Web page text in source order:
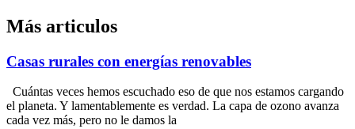
Más articulos
Casas rurales con energías renovables
Cuántas veces hemos escuchado eso de que nos estamos cargando
el planeta. Y lamentablemente es verdad. La capa de ozono avanza
cada vez más, pero no le damos la